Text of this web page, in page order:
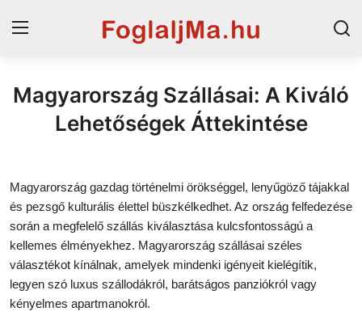
Horvát tengerpart
Horvátország
Blog
Szállások Hajdúszoboszlón
Magyarország Szállásai: A Kiváló
Lehetőségek Áttekintése
Magyarország gazdag történelmi örökséggel, lenyűgöző tájakkal
és pezsgő kulturális élettel büszkélkedhet. Az ország felfedezése
során a megfelelő szállás kiválasztása kulcsfontosságú a
kellemes élményekhez. Magyarország szállásai széles
választékot kínálnak, amelyek mindenki igényeit kielégítik,
legyen szó luxus szállodákról, barátságos panziókról vagy
kényelmes apartmanokról.